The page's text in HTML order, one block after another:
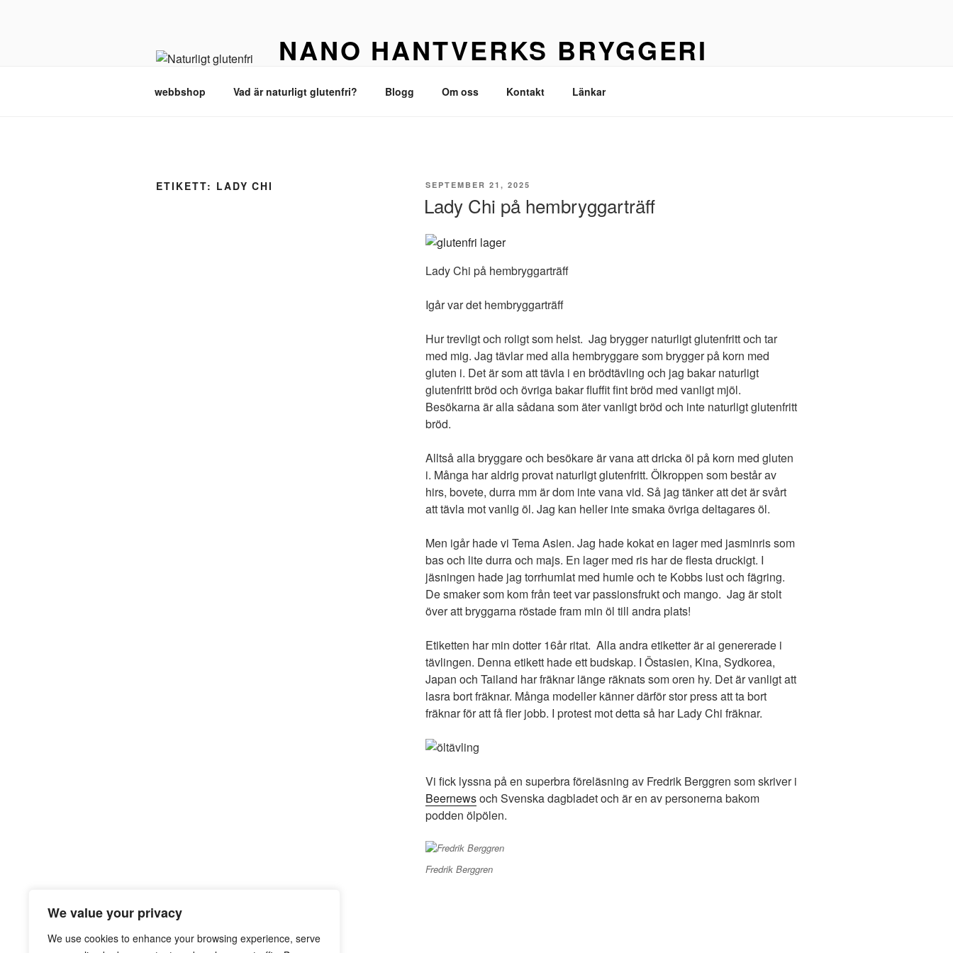
We value your privacy
We use cookies to enhance your browsing experience, serve
NANO HANTVERKS BRYGGERI
webbshop Vad är naturligt glutenfri? Blogg Om oss Kontakt Länkar
ETIKETT: LADY CHI PUBLICERAT
SEPTEMBER 21, 2025
Lady Chi på hembryggarträff
Lady Chi på hembryggarträff
Igår var det hembryggarträff
Hur trevligt och roligt som helst. Jag brygger naturligt glutenfritt och tar
med mig. Jag tävlar med alla hembryggare som brygger på korn med
gluten i. Det är som att tävla i en brödtävling och jag bakar naturligt
glutenfritt bröd och övriga bakar fluffit fint bröd med vanligt mjöl.
Besökarna är alla sådana som äter vanligt bröd och inte naturligt glutenfritt
bröd.
Alltså alla bryggare och besökare är vana att dricka öl på korn med gluten
i. Många har aldrig provat naturligt glutenfritt. Ölkroppen som består av
hirs, bovete, durra mm är dom inte vana vid. Så jag tänker att det är svårt
att tävla mot vanlig öl. Jag kan heller inte smaka övriga deltagares öl.
Men igår hade vi Tema Asien. Jag hade kokat en lager med jasminris som
bas och lite durra och majs. En lager med ris har de flesta druckigt. I
jäsningen hade jag torrhumlat med humle och te Kobbs lust och fägring.
De smaker som kom från teet var passionsfrukt och mango. Jag är stolt
över att bryggarna röstade fram min öl till andra plats!
Etiketten har min dotter 16år ritat. Alla andra etiketter är ai genererade i
tävlingen. Denna etikett hade ett budskap. I Östasien, Kina, Sydkorea,
Japan och Tailand har fräknar länge räknats som oren hy. Det är vanligt att
lasra bort fräknar. Många modeller känner därför stor press att ta bort
fräknar för att få fler jobb. I protest mot detta så har Lady Chi fräknar.
Vi fick lyssna på en superbra föreläsning av Fredrik Berggren som skriver i
Beernewsoch Svenska dagbladet och är en av personerna bakom
podden ölpölen.
Fredrik Berggren